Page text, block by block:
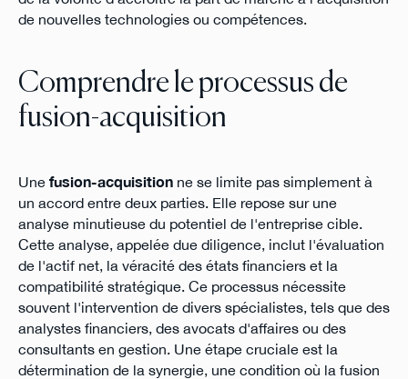
de nouvelles technologies ou compétences.
Comprendre le processus de
fusion-acquisition
Une fusion-acquisitionne se limite pas simplement à
un accord entre deux parties. Elle repose sur une
analyse minutieuse du potentiel de l'entreprise cible.
Cette analyse, appelée due diligence, inclut l'évaluation
de l'actif net, la véracité des états financiers et la
compatibilité stratégique. Ce processus nécessite
souvent l'intervention de divers spécialistes, tels que des
analystes financiers, des avocats d'affaires ou des
consultants en gestion. Une étape cruciale est la
détermination de la synergie, une condition où la fusion